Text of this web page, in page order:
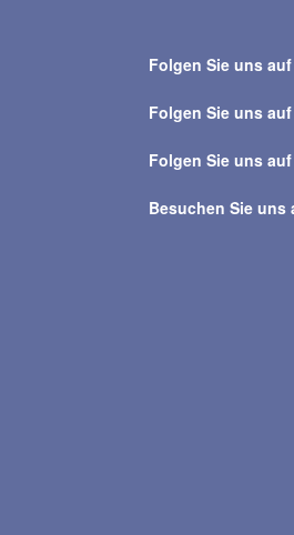
alle
Folgen Sie uns
Folgen Sie uns
Folgen Sie uns
Besuchen Sie uns